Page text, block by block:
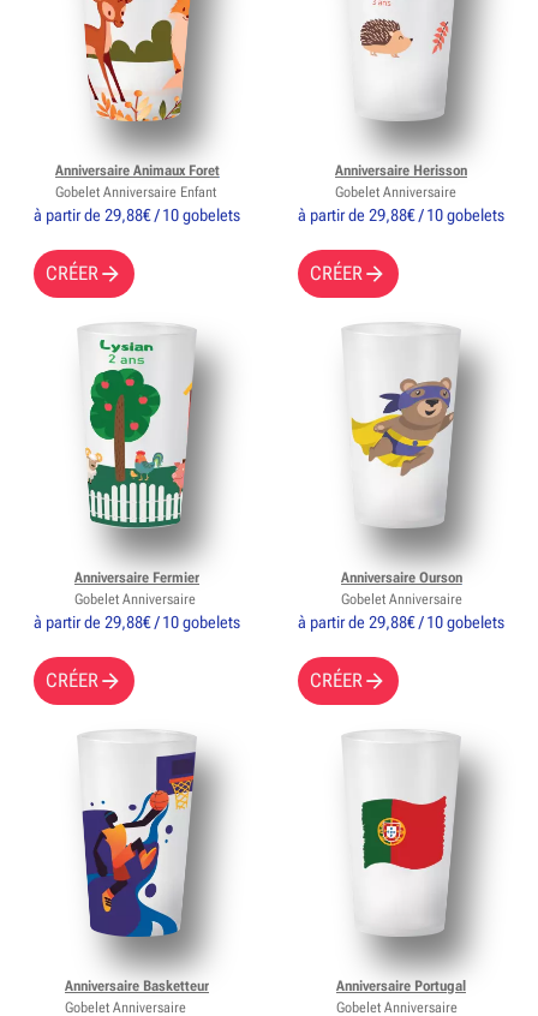
à partir de 29,88€ / 10 gobelets
CRÉER
Anniversaire Animaux Foret
Gobelet Anniversaire Enfant
à partir de 29,88€ / 10 gobelets
CRÉER
Anniversaire Herisson
Gobelet Anniversaire
à partir de 29,88€ / 10 gobelets
CRÉER
Anniversaire Fermier
Gobelet Anniversaire
à partir de 29,88€ / 10 gobelets
CRÉER
Anniversaire Ourson
Gobelet Anniversaire
Anniversaire Basketteur
Gobelet Anniversaire
Anniversaire Portugal
Gobelet Anniversaire